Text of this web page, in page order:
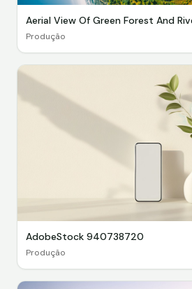
Aerial View Of Green Forest And
Produção
AdobeStock 940738720
Produção